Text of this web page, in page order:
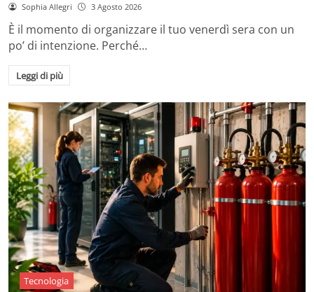
Sophia Allegri 3 Agosto 2026
È il momento di organizzare il tuo venerdì sera con un
po’ di intenzione. Perché…
Leggi di più
Tecnologia